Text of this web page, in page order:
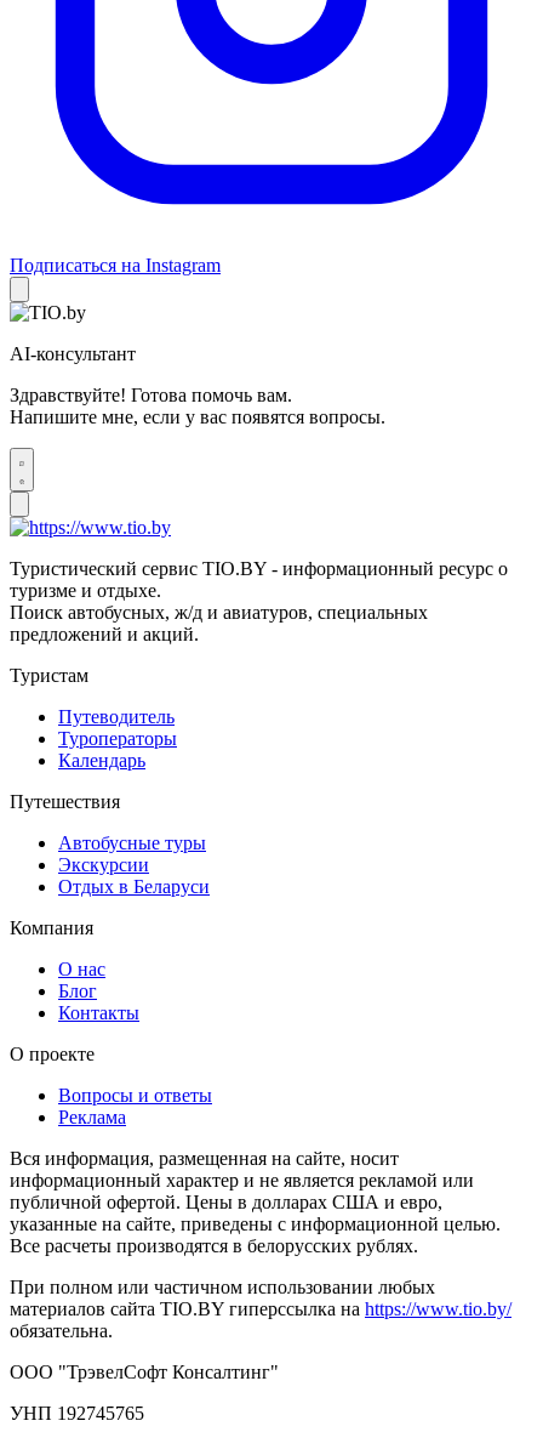
Подписаться на Instagram
AI-консультант
Здравствуйте! Готова помочь вам.
Напишите мне, если у вас появятся вопросы.
Туристический сервис TIO.BY - информационный ресурс о
туризме и отдыхе.
Поиск автобусных, ж/д и авиатуров, специальных
предложений и акций.
Туристам
Путеводитель
Туроператоры
Календарь
Путешествия
Автобусные туры
Экскурсии
Отдых в Беларуси
Компания
О нас
Блог
Контакты
О проекте
Вопросы и ответы
Реклама
Вся информация, размещенная на сайте, носит
информационный характер и не является рекламой или
публичной офертой. Цены в долларах США и евро,
указанные на сайте, приведены с информационной целью.
Все расчеты производятся в белорусских рублях.
При полном или частичном использовании любых
материалов сайта TIO.BY гиперссылка на https://www.tio.by/
обязательна.
ООО "ТрэвелСофт Консалтинг"
УНП 192745765